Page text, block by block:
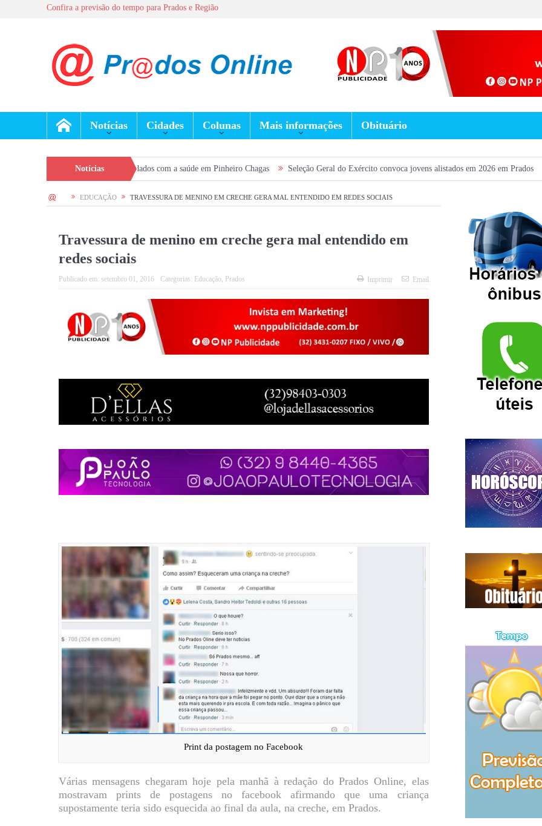
Confira a previsão do tempo para Prados e Região
Notícias Cidades Colunas Mais informações Obituário
Notícias
prevenção e cuidados com a saúde em Pinheiro Chagas Seleção Geral do Exército convoca jovens alistados em 2026 em Prados Dia dos
HOME EDUCAÇÃO TRAVESSURA DE MENINO EM CRECHE GERA MAL ENTENDIDO EM REDES SOCIAIS
Travessura de menino em creche gera mal entendido em
redes sociais
Publicado em: setembro 01, 2016 Categorias: Educação, Prados Imprimir Email
Print da postagem no Facebook
Várias mensagens chegaram hoje pela manhã à redação do Prados Online, elas
mostravam prints de postagens no facebook afirmando que uma criança
supostamente teria sido esquecida ao final da aula, na creche, em Prados.